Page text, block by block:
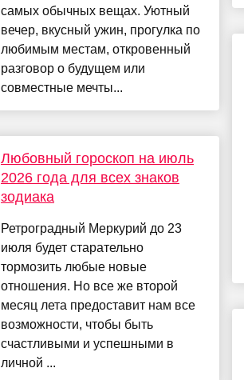
самых обычных вещах. Уютный
вечер, вкусный ужин, прогулка по
любимым местам, откровенный
разговор о будущем или
совместные мечты...
Любовный гороскоп на июль
2026 года для всех знаков
зодиака
Ретроградный Меркурий до 23
июля будет старательно
тормозить любые новые
отношения. Но все же второй
месяц лета предоставит нам все
возможности, чтобы быть
счастливыми и успешными в
личной ...